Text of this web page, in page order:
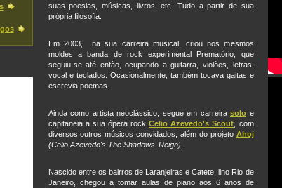
suas poesias, músicas, livros, etc. Tudo a partir de sua
própria filosofia.
Em 2003, na sua carreira musical, criou nos mesmos
moldes a banda de rock experimental Prematório, que
seguiu-se até então, ocupando a guitarra, violões, letras,
vocal e teclados. Ocasionalmente, também tocava gaitas e
escrevia poemas.
Ainda como artista neoclássico, segue em carreira solo e
capitaneia a sua ópera rockCelio Azevedo's Scout , com
diversos outros músicos convidados, além do projeto Ahoj
(Celio Azevedo's The Shadows' Reign)
Nascido entre os bairros de Laranjeiras e Catete, lino Rio de
Janeiro, chegou a tomar aulas de piano aos 6 anos de